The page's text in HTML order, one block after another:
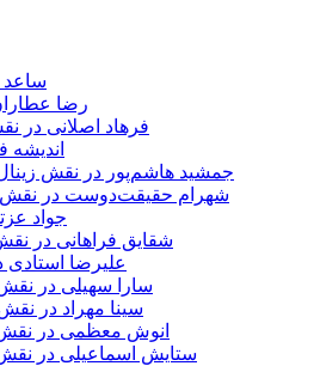
رضا
فرهاد اصلانی در
اندیشه
جمشید هاشم‌پور در نقش
شهرام حقیقت‌دوست در
جواد
شقایق فراهانی در
علیرضا
سارا سهیلی در
سینا مهراد در
انوش معظمی در نقش
ستایش اسماعیلی در